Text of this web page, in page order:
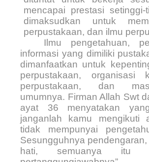
mencapai prestasi
dimaksudkan untuk
perpustakaan, dan ilmu
Ilmu pengetahuan,
informasi yang dimiliki
dimanfaatkan untuk
perpustakaan, organisasi
perpustakaan, dan
umumnya. Firman Allah Swt
ayat 36 menyatakan
janganlah kamu mengikuti
tidak mempunyai
Sesungguhnya
hati, semuanya itu